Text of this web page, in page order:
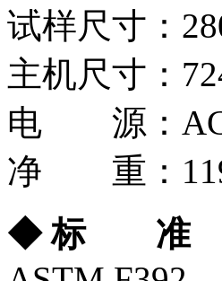
试样尺寸：
主机尺寸：
电 源：AC
净 重：
◆标 准